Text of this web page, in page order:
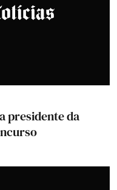
presidente da